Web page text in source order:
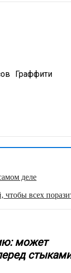
Граффити
деле
всех
может